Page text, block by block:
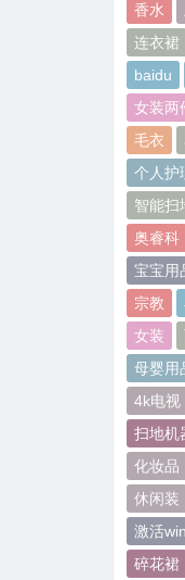
香水
连衣裙
baidu
女装两
毛衣
个人护
智能扫
奥睿科
宝宝用
宗教
女装
母婴用
4k电视
扫地机
化妆品
休闲装
激活
碎花裙